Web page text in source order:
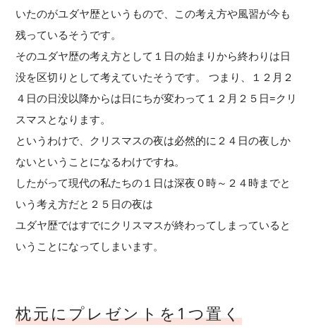
いたのがユダヤ歴というもので、この考え方や風習が今も
残っているそうです。
そのユダヤ歴の考え方として１日の始まりから終わりは日
没を区切りとして考えていたそうです。 つまり、１２月２
４日の日没以降からは日にちが変わって１２月２５日=クリ
スマスとなります。
というわけで、クリスマスの夜は必然的に２４日の夜しか
ないということになるわけですね。
したがって現代の私たちの１日は深夜０時～２４時までと
いう考え方だと２５日の夜は
ユダヤ歴ではすでにクリスマスが終わってしまっていると
いうことになってしまいます。
枕元にプレゼントを1つ置く